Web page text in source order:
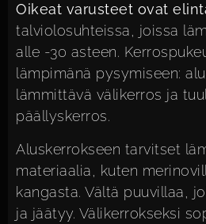
Oikeat varusteet ovat
talviolosuhteissa, joissa
alle -30 asteen.
lämpimänä pysymiseen:
lämmittävä välikerros ja
päällyskerros.
Aluskerrokseen tarvitset
materiaalia, kuten
kangasta. Vältä puuvillaa,
ja jäätyy. Välikerrokseksi